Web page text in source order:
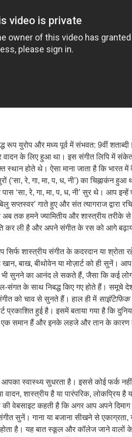
रूप युरोप और मध्य पूर्व में संभवत: 9वीं शताब्दी
के लिए हुआ था। इस संगीत लिपि में
स्थान होते थे। ऐसा माना जाता है कि भारत
(‘सा, रे, गा, मा, प, ध, नी’) का चिह्नाकंन हुआ
पास ‘सा, रे, गा, मा, प, ध, नी’ सुर थे। आप इन्हें
सप्तस्वर’ गाते हुए और संत त्यागराज द्वारा
तक हमने ज्यामितीय और शास्त्रीय तरीके से
कर ली है और अपने संगीत के रस को आगे
शास्त्रीय संगीत के कदरदान या श्रोता
खान, बाख, बीथोवेन या मोज़ार्ट को ही सुनें।
भी सुनने का आनंद ले सकते हैं, जैसा कि कई
संगत के साथ निबद्ध किए गए होते हैं। समूचे
को चाव से सुनते हैं। हाल ही में साइंटिफिक
प्रकाशित हुई है। इसमें बताया गया है कि
समान हैं और इनके लहजे और तान के कारण
स्वास्थ्य सुधरता है। इससे कोई फर्क
वादन, शास्त्रीय है या पारंपरिक, लोकप्रिय है
की वेबसाइट कहती है कि अगर आप अपने
सुनें। गाना या बजाना सीखने से
होता है। यह बात स्कूल और कॉलेज जाने वालों